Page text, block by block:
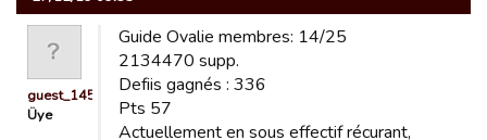
guest_1453670265252
Üye
Guide Ovalie membres: 14/25
2134470 supp.
Defiis gagnés : 336
Pts 57
Actuellement en sous effectif récurant,